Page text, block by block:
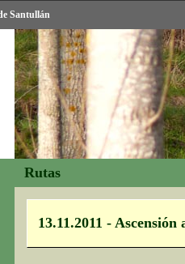
Santullán
Rutas
13.11.2011 -